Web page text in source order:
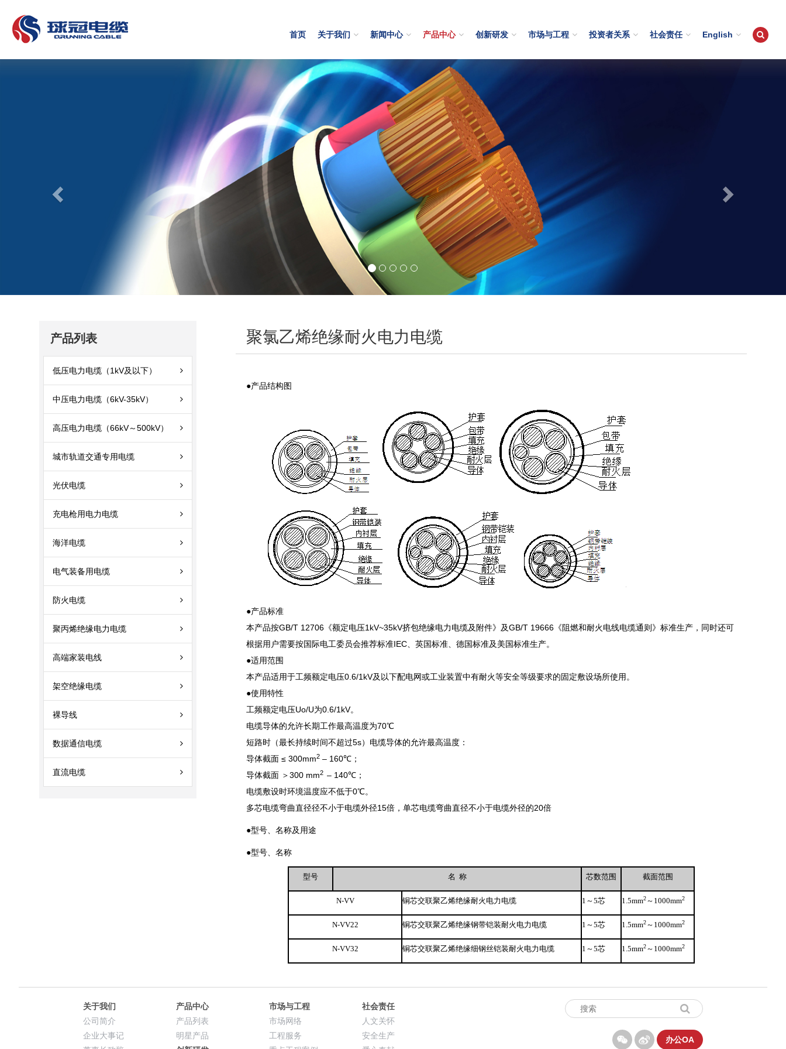
首页 关于我们 新闻中心 产品中心 创新研发 市场与工程 投资者关系 社会责任 English
Previous Next
产品列表
低压电力电缆（1kV及以下）
中压电力电缆（6kV-35kV）
高压电力电缆（66kV～500kV）
城市轨道交通专用电缆
光伏电缆
充电枪用电力电缆
海洋电缆
电气装备用电缆
防火电缆
聚丙烯绝缘电力电缆
高端家装电线
架空绝缘电缆
裸导线
数据通信电缆
直流电缆
聚氯乙烯绝缘耐火电力电缆
●产品结构图
●产品标准
本产品按GB/T 12706《额定电压1kV~35kV挤包绝缘电力电缆及附件》及GB/T 19666《阻燃和耐火电线电缆通则》标准生产，同时还可
根据用户需要按国际电工委员会推荐标准IEC、英国标准、德国标准及美国标准生产。
●适用范围
本产品适用于工频额定电压0.6/1kV及以下配电网或工业装置中有耐火等安全等级要求的固定敷设场所使用。
●使用特性
工频额定电压Uo/U为0.6/1kV。
电缆导体的允许长期工作最高温度为70℃
短路时（最长持续时间不超过5s）电缆导体的允许最高温度：
导体截面≤ 300mm2– 160℃；
导体截面 ＞300 mm2 – 140℃；
电缆敷设时环境温度应不低于0℃。
多芯电缆弯曲直径径不小于电缆外径15倍，单芯电缆弯曲直径不小于电缆外径的20倍
●型号、名称及用途
●型号、名称
型号 名 称 芯数范围 截面范围
N-VV 铜芯交联聚乙烯绝缘耐火电力电缆 1 ～5芯 1.5mm2～ 1000mm2
N-VV22 铜芯交联聚乙烯绝缘钢带铠装耐火电力电缆 1 ～5芯 1.5mm2～ 1000mm2
N-VV32 铜芯交联聚乙烯绝缘细钢丝铠装耐火电力电缆 1 ～5芯 1.5mm2～ 1000mm2
关于我们
公司简介
企业大事记
产品中心
产品列表
明星产品
市场与工程
市场网络
工程服务
社会责任
人文关怀
安全生产
办公OA